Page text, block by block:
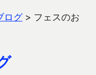
ログ> フェスのお